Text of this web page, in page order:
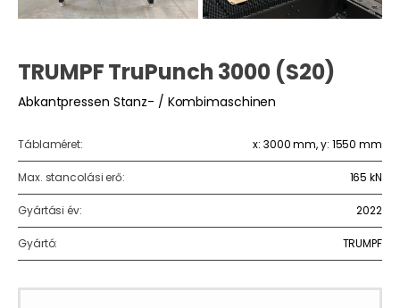
TRUMPF TruPunch 3000 (S20)
Abkantpressen Stanz- / Kombimaschinen
Táblaméret: x: 3000 mm, y: 1550 mm
Max. stancolási erő: 165 kN
Gyártási év: 2022
Gyártó: TRUMPF